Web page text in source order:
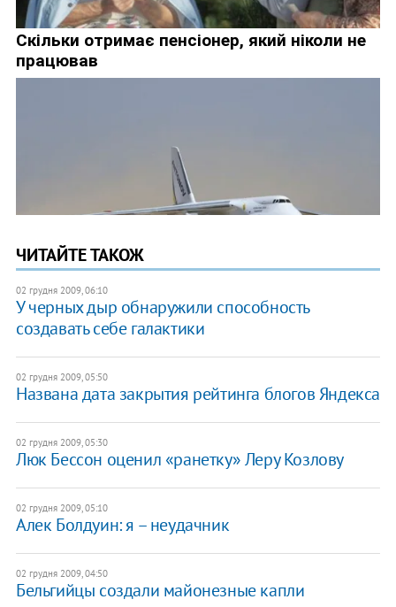
ЧИТАЙТЕ ТАКОЖ
02 грудня 2009, 06:10
У черных дыр обнаружили способность
создавать себе галактики
02 грудня 2009, 05:50
Названа дата закрытия рейтинга блогов Яндекса
02 грудня 2009, 05:30
Люк Бессон оценил «ранетку» Леру Козлову
02 грудня 2009, 05:10
Алек Болдуин: я – неудачник
02 грудня 2009, 04:50
Бельгийцы создали майонезные капли